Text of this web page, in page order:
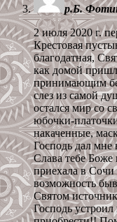
р.Б.
2 июля 2020 г.
Крестовая
благодатная,
как домой
принимающим
слез из самой
остался мир со
юбочки-
накаченные,
Господь дал мне
Слава тебе
приехала в Сочи
возможность
Святом
Господь